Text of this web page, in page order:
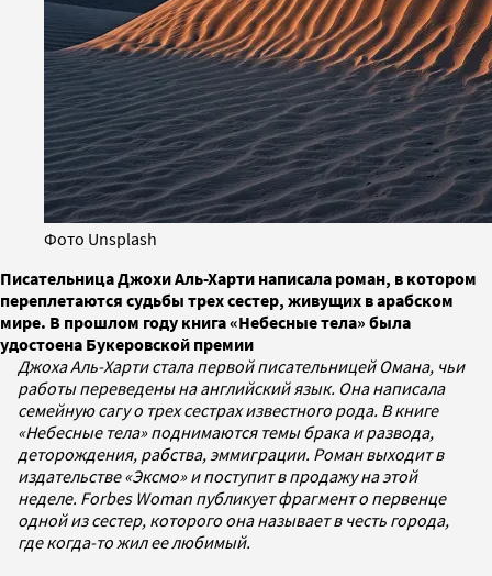
Фото Unsplash
Писательница Джохи Аль-Харти написала роман, в котором
переплетаются судьбы трех сестер, живущих в арабском
мире. В прошлом году книга «Небесные тела» была
удостоена Букеровской премии
Джоха Аль-Харти стала первой писательницей Омана, чьи
работы переведены на английский язык. Она написала
семейную сагу о трех сестрах известного рода. В книге
«Небесные тела» поднимаются темы брака и развода,
деторождения, рабства, эммиграции. Роман выходит в
издательстве «Эксмо» и поступит в продажу на этой
неделе. Forbes Woman публикует фрагмент о первенце
одной из сестер, которого она называет в честь города,
где когда-то жил ее любимый.